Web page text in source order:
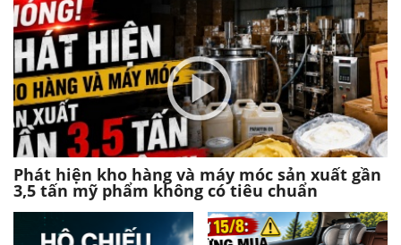
Phát hiện kho hàng và máy móc sản xuất gần
3,5 tấn mỹ phẩm không có tiêu chuẩn